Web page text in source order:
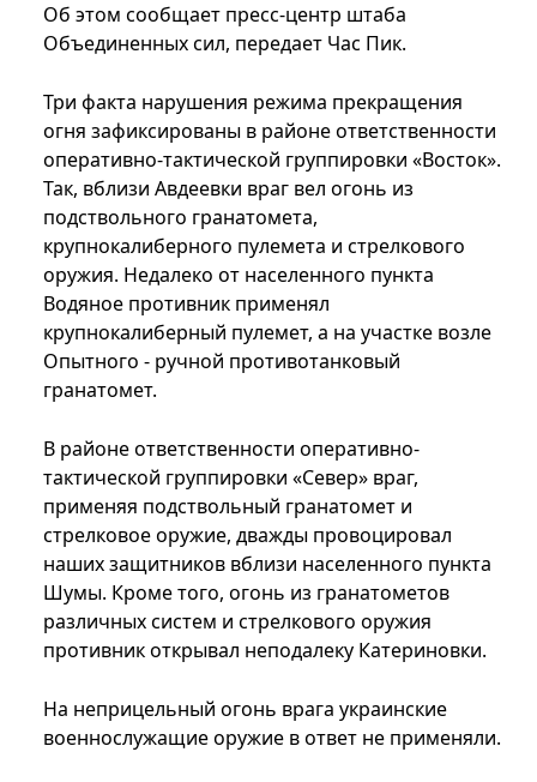
Об этом сообщает пресс-центр штаба
Объединенных сил, передает Час Пик.
Три факта нарушения режима прекращения
огня зафиксированы в районе ответственности
оперативно-тактической группировки «Восток».
Так, вблизи Авдеевки враг вел огонь из
подствольного гранатомета,
крупнокалиберного пулемета и стрелкового
оружия. Недалеко от населенного пункта
Водяное противник применял
крупнокалиберный пулемет, а на участке возле
Опытного - ручной противотанковый
гранатомет.
В районе ответственности оперативно-
тактической группировки «Север» враг,
применяя подствольный гранатомет и
стрелковое оружие, дважды провоцировал
наших защитников вблизи населенного пункта
Шумы. Кроме того, огонь из гранатометов
различных систем и стрелкового оружия
противник открывал неподалеку Катериновки.
На неприцельный огонь врага украинские
военнослужащие оружие в ответ не применяли.